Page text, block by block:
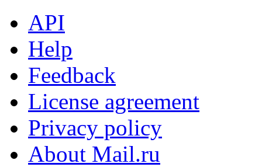
API
Help
Feedback
License agreement
Privacy policy
About Mail.ru